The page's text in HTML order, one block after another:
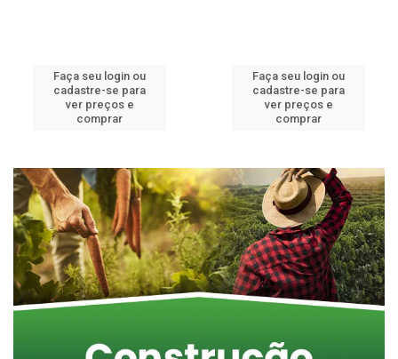
Faça seu login ou
cadastre-se para
ver preços e
comprar
Faça seu login ou
cadastre-se para
ver preços e
comprar